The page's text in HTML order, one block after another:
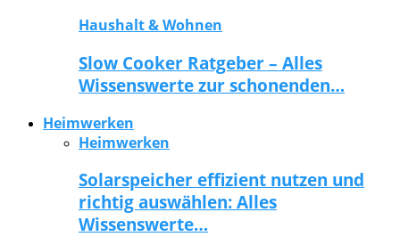
Haushalt & Wohnen
Slow Cooker Ratgeber – Alles
Wissenswerte zur schonenden…
Heimwerken
Heimwerken
Solarspeicher effizient nutzen und
richtig auswählen: Alles
Wissenswerte…